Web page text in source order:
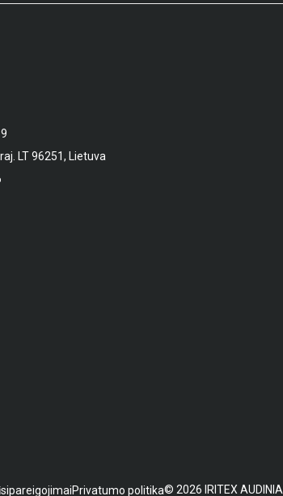
LT 96251, Lietuva
Privatumo politika© 2026 IRITEX AUDINIAI